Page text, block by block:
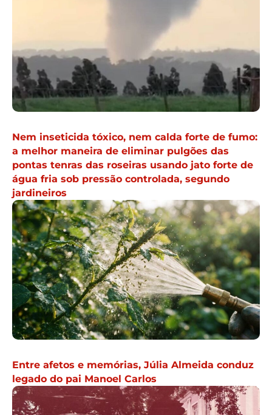
Nem inseticida tóxico, nem calda forte de fumo:
a melhor maneira de eliminar pulgões das
pontas tenras das roseiras usando jato forte de
água fria sob pressão controlada, segundo
jardineiros
Entre afetos e memórias, Júlia Almeida conduz
legado do pai Manoel Carlos